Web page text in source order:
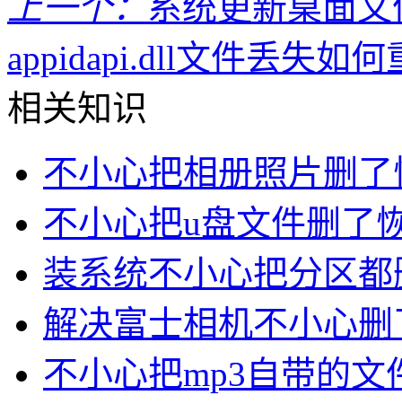
上一个： 系统更新桌面
appidapi.dll文件丢失如何
相关知识
不小心把相册照片删
不小心把u盘文件删了
装系统不小心把分区
解决富士相机不小心
不小心把mp3自带的